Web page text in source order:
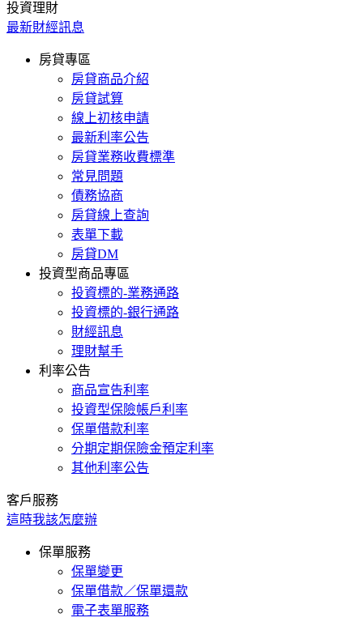
投資理財
最新財經訊息
房貸專區
房貸商品介紹
房貸試算
線上初核申請
最新利率公告
房貸業務收費標準
常見問題
債務協商
房貸線上查詢
表單下載
房貸DM
投資型商品專區
投資標的-業務通路
投資標的-銀行通路
財經訊息
理財幫手
利率公告
商品宣告利率
投資型保險帳戶利率
保單借款利率
分期定期保險金預定利率
其他利率公告
客戶服務
這時我該怎麼辦
保單服務
保單變更
保單借款／保單還款
電子表單服務